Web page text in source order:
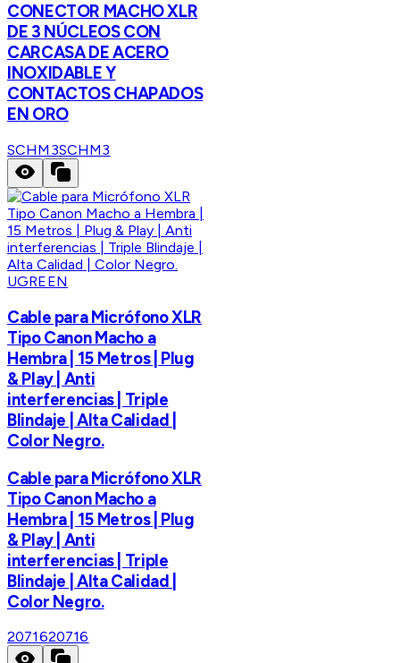
CONECTOR MACHO XLR
DE 3 NÚCLEOS CON
CARCASA DE ACERO
INOXIDABLE Y
CONTACTOS CHAPADOS
EN ORO
SCHM3SCHM3
UGREEN
Cable para Micrófono XLR
Tipo Canon Macho a
Hembra | 15 Metros | Plug
& Play | Anti
interferencias | Triple
Blindaje | Alta Calidad |
Color Negro.
Cable para Micrófono XLR
Tipo Canon Macho a
Hembra | 15 Metros | Plug
& Play | Anti
interferencias | Triple
Blindaje | Alta Calidad |
Color Negro.
2071620716